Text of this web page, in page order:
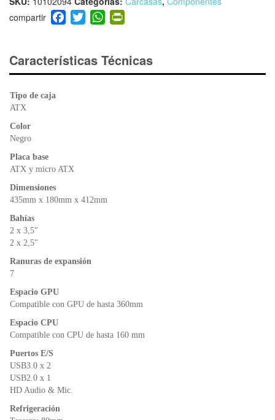
F
a
e
b
T
wi
er
W
h
s
A
ri
e
Características Técnicas
Tipo de caja
ATX
Color
Negro
Placa base
ATX y micro ATX
Dimensiones
435mm x 180mm x 412mm
Bahías
2 x 3,5″
2 x 2,5″
Ranuras de expansión
7
Espacio GPU
Compatible con GPU de hasta 360mm
Espacio CPU
Compatible con CPU de hasta 160 mm
Puertos E/S
USB3.0 x 2
USB2.0 x 1
HD Audio & Mic.
Refrigeración